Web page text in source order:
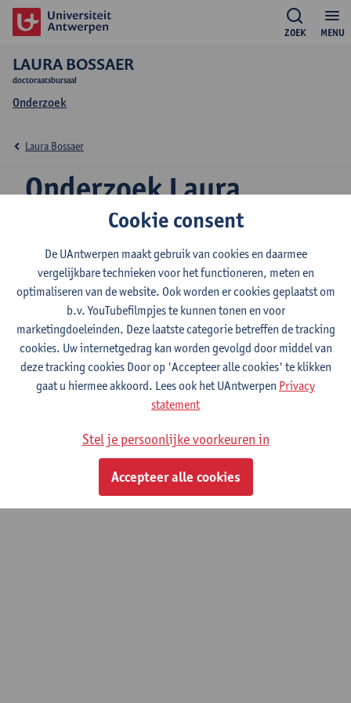
MENU
ZOEK
LAURA BOSSAER
doctoraatsbursaal
Onderzoek
Onderzoek Laura
Bossaer
Laura Bossaer
Onderzoeksgroep
Ecosphere
© UAntwerpen Privacybeleid Cookiebeleid Gebruiksvoorwaarden
Cookie consent
De UAntwerpen maakt gebruik van cookies en daarmee
vergelijkbare technieken voor het functioneren, meten en
optimaliseren van de website. Ook worden er cookies geplaatst om
b.v. YouTubefilmpjes te kunnen tonen en voor
marketingdoeleinden. Deze laatste categorie betreffen de tracking
cookies. Uw internetgedrag kan worden gevolgd door middel van
deze tracking cookies Door op 'Accepteer alle cookies' te klikken
gaat u hiermee akkoord. Lees ook het UAntwerpen Privacy
statement
Stel je persoonlijke voorkeuren in
Accepteer alle cookies